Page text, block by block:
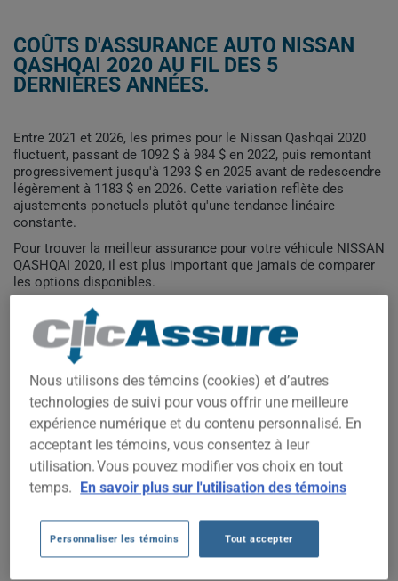
COÛTS D'ASSURANCE AUTO NISSAN
QASHQAI 2020 AU FIL DES 5
DERNIÈRES ANNÉES.
Entre 2021 et 2026, les primes pour le Nissan Qashqai 2020
fluctuent, passant de 1092 $ à 984 $ en 2022, puis remontant
progressivement jusqu'à 1293 $ en 2025 avant de redescendre
légèrement à 1183 $ en 2026. Cette variation reflète des
ajustements ponctuels plutôt qu'une tendance linéaire
constante.
Pour trouver la meilleur assurance pour votre véhicule NISSAN
QASHQAI 2020, il est plus important que jamais de comparer
les options disponibles.
900$
1 100$
Nous utilisons des témoins (cookies) et d’autres
technologies de suivi pour vous offrir une meilleure
expérience numérique et du contenu personnalisé. En
acceptant les témoins, vous consentez à leur
utilisation. Vous pouvez modifier vos choix en tout
temps. En savoir plus sur l'utilisation des témoins
Personnaliser les témoins Tout accepter